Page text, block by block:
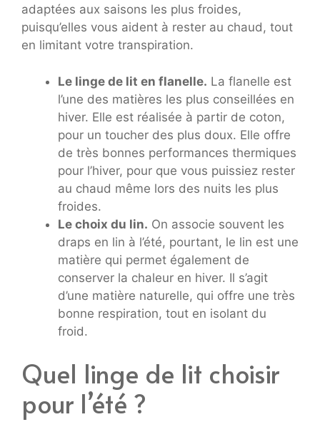
adaptées aux saisons les plus froides,
puisqu’elles vous aident à rester au chaud, tout
en limitant votre transpiration.
Le linge de lit en flanelle. La flanelle est
l’une des matières les plus conseillées en
hiver. Elle est réalisée à partir de coton,
pour un toucher des plus doux. Elle offre
de très bonnes performances thermiques
pour l’hiver, pour que vous puissiez rester
au chaud même lors des nuits les plus
froides.
Le choix du lin. On associe souvent les
draps en lin à l’été, pourtant, le lin est une
matière qui permet également de
conserver la chaleur en hiver. Il s’agit
d’une matière naturelle, qui offre une très
bonne respiration, tout en isolant du
froid.
Quel linge de lit choisir
pour l’été ?